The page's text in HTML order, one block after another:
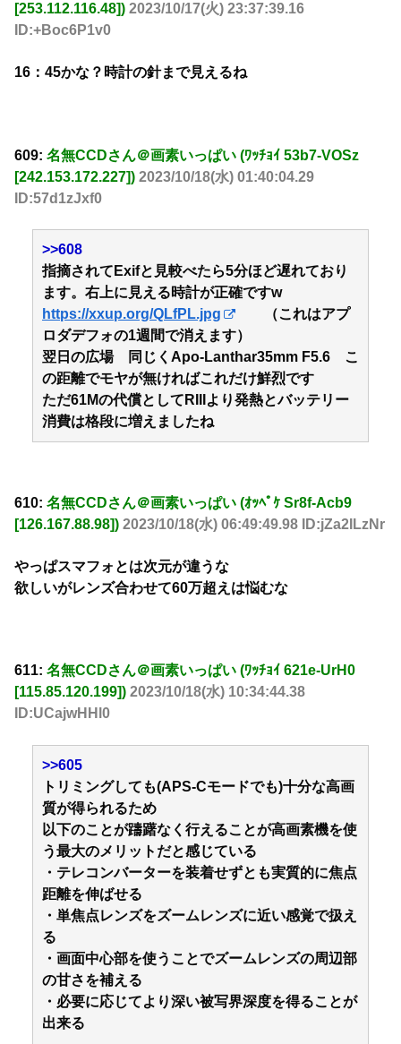
[253.112.116.48]) 2023/10/17(火) 23:37:39.16
ID:+Boc6P1v0
16：45かな？時計の針まで見えるね
609: 名無CCDさん＠画素いっぱい (ﾜｯﾁｮｲ 53b7-VOSz
[242.153.172.227]) 2023/10/18(水) 01:40:04.29
ID:57d1zJxf0
>>608
指摘されてExifと見較べたら5分ほど遅れており
ます。右上に見える時計が正確ですw
https://xxup.org/QLfPL.jpg
（これはアプ
ロダデフォの1週間で消えます）
翌日の広場 同じくApo-Lanthar35mm F5.6 こ
の距離でモヤが無ければこれだけ鮮烈です
ただ61Mの代償としてRIIIより発熱とバッテリー
消費は格段に増えましたね
610: 名無CCDさん＠画素いっぱい (ｵｯﾍﾟｹ Sr8f-Acb9
[126.167.88.98]) 2023/10/18(水) 06:49:49.98 ID:jZa2ILzNr
やっぱスマフォとは次元が違うな
欲しいがレンズ合わせて60万超えは悩むな
611: 名無CCDさん＠画素いっぱい (ﾜｯﾁｮｲ 621e-UrH0
[115.85.120.199]) 2023/10/18(水) 10:34:44.38
ID:UCajwHHl0
>>605
トリミングしても(APS-Cモードでも)十分な高画
質が得られるため
以下のことが躊躇なく行えることが高画素機を使
う最大のメリットだと感じている
・テレコンバーターを装着せずとも実質的に焦点
距離を伸ばせる
・単焦点レンズをズームレンズに近い感覚で扱え
る
・画面中心部を使うことでズームレンズの周辺部
の甘さを補える
・必要に応じてより深い被写界深度を得ることが
出来る